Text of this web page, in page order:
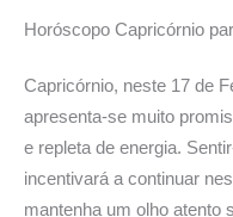
Horóscopo Capricórnio
Capricórnio, neste 17 de
apresenta-se muito
e repleta de energia.
incentivará a continuar
mantenha um olho atento